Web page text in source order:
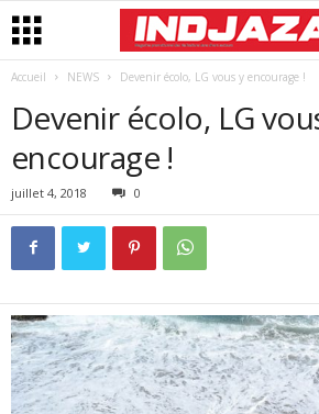
Accueil NEWS Devenir écolo, LG vous y encourage !
Devenir écolo, LG
encourage !
juillet 4, 2018 0